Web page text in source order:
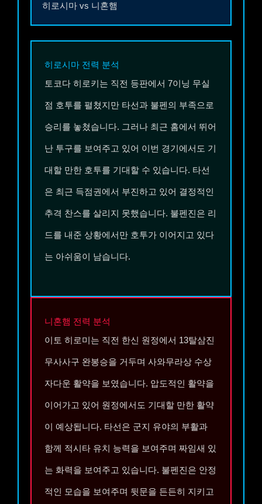
히로시마 vs 니혼햄
히로시마 전력 분석
토코다 히로키는 직전 등판에서 7이닝 무실
점 호투를 펼쳤지만 타선과 불펜의 부족으로
승리를 놓쳤습니다. 그러나 최근 홈에서 뛰어
난 투구를 보여주고 있어 이번 경기에서도 기
대할 만한 호투를 기대할 수 있습니다. 타선
은 최근 득점권에서 부진하고 있어 결정적인
추격 찬스를 살리지 못했습니다. 불펜진은 리
드를 내준 상황에서만 호투가 이어지고 있다
는 아쉬움이 남습니다.
니혼햄 전력 분석
이토 히로미는 직전 한신 원정에서 13탈삼진
무사사구 완봉승을 거두며 사와무라상 수상
자다운 활약을 보였습니다. 압도적인 활약을
이어가고 있어 원정에서도 기대할 만한 활약
이 예상됩니다. 타선은 군지 유야의 부활과
함께 적시타 유치 능력을 보여주며 짜임새 있
는 화력을 보여주고 있습니다. 불펜진은 안정
적인 모습을 보여주며 뒷문을 든든히 지키고